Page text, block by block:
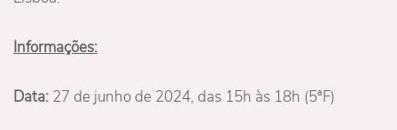
Informações:
Data: 27 de junho de 2024, das 15h às 18h (5ªF)